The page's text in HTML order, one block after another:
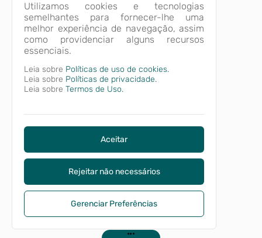
Utilizamos cookies e tecnologias
semelhantes para fornecer-lhe uma
melhor experiência de navegação, assim
como providenciar alguns recursos
essenciais.
Leia sobre Políticas de uso de cookies.
Leia sobre Políticas de privacidade.
Leia sobre Termos de Uso.
Aceitar
Rejeitar não necessários
Gerenciar Preferências